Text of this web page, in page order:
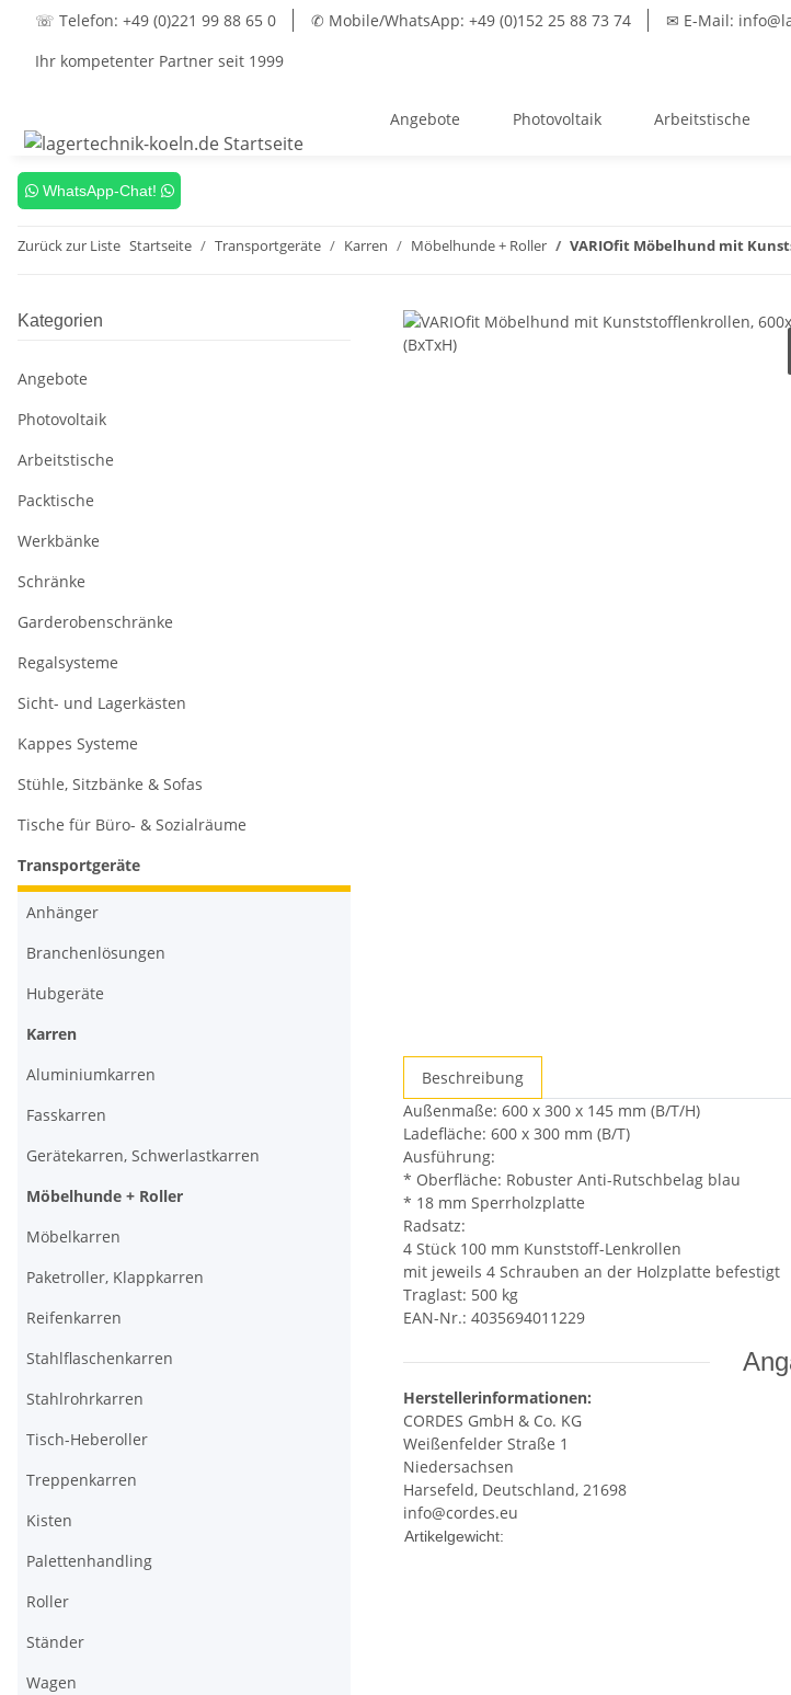
☏ Telefon: +49 (0)221 99 88 65 0 ✆ Mobile/WhatsApp: +49 (0)152 25 88 73 74 ✉ E-Mail:
Ihr kompetenter Partner seit 1999
WhatsApp-Chat!
Angebote Photovoltaik Arbeitstische
Zurück zur Liste Startseite Transportgeräte Karren Möbelhunde + Roller VARIOfit Möbelhund mit
Registerkarten
anzeigen
Beschreibung
Außenmaße: 600 x 300 x 145 mm (B/T/H)
Ladefläche: 600 x 300 mm (B/T)
Ausführung:
* Oberfläche: Robuster Anti-Rutschbelag blau
* 18 mm Sperrholzplatte
Radsatz:
4 Stück 100 mm Kunststoff-Lenkrollen
mit jeweils 4 Schrauben an der Holzplatte befestigt
Traglast: 500 kg
EAN-Nr.: 4035694011229
Herstellerinformationen:
CORDES GmbH & Co. KG
Weißenfelder Straße 1
Niedersachsen
Harsefeld, Deutschland, 21698
info@cordes.eu
Produkteigenschaft
Wert
Artikelgewicht:
Kategorien
Angebote
Photovoltaik
Arbeitstische
Packtische
Werkbänke
Schränke
Garderobenschränke
Regalsysteme
Sicht- und Lagerkästen
Kappes Systeme
Stühle, Sitzbänke & Sofas
Tische für Büro- & Sozialräume
Transportgeräte
Anhänger
Branchenlösungen
Hubgeräte
Karren
Aluminiumkarren
Fasskarren
Gerätekarren, Schwerlastkarren
Möbelhunde + Roller
Möbelkarren
Paketroller, Klappkarren
Reifenkarren
Stahlflaschenkarren
Stahlrohrkarren
Tisch-Heberoller
Treppenkarren
Kisten
Palettenhandling
Roller
Ständer
Wagen